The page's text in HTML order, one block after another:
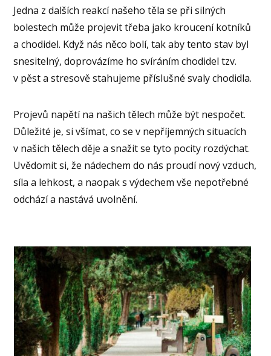
Jedna z dalších reakcí našeho těla se při silných
bolestech může projevit třeba jako kroucení kotníků
a chodidel. Když nás něco bolí, tak aby tento stav byl
snesitelný, doprovázíme ho svíráním chodidel tzv.
v pěst a stresově stahujeme příslušné svaly chodidla.
Projevů napětí na našich tělech může být nespočet.
Důležité je, si všímat, co se v nepříjemných situacích
v našich tělech děje a snažit se tyto pocity rozdýchat.
Uvědomit si, že nádechem do nás proudí nový vzduch,
síla a lehkost, a naopak s výdechem vše nepotřebné
odchází a nastává uvolnění.